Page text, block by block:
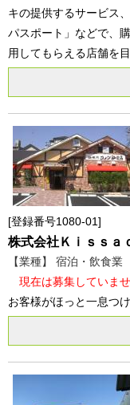
キの提供するサービス
パスポート」などで、
用してもらえる店舗を
登録番号1080-01
株式会社Ｋｉｓｓａ
【業種】 宿泊・飲食業
現在は募集していま
お客様がほっと一息つ